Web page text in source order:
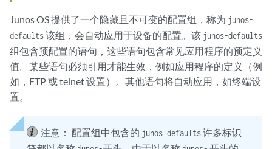
Junos OS提供了一个隐藏且不可变的配置组，称为 junos-
defaults该组，会自动应用于设备的配置。该 junos-defaults
组包含预配置的语句，这些语句包含常见应用程序的预定义
值。某些语句必须引用才能生效，例如应用程序的定义（例
如，FTP 或 telnet 设置）。其他语句将自动应用，如终端设
置。
注意： 配置组中包含的 junos-defaults许多标识